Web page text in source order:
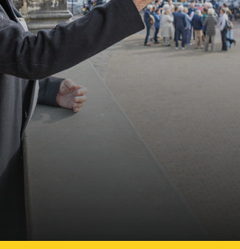
Nieuwe training
frisse impuls voor
rondleidingen,